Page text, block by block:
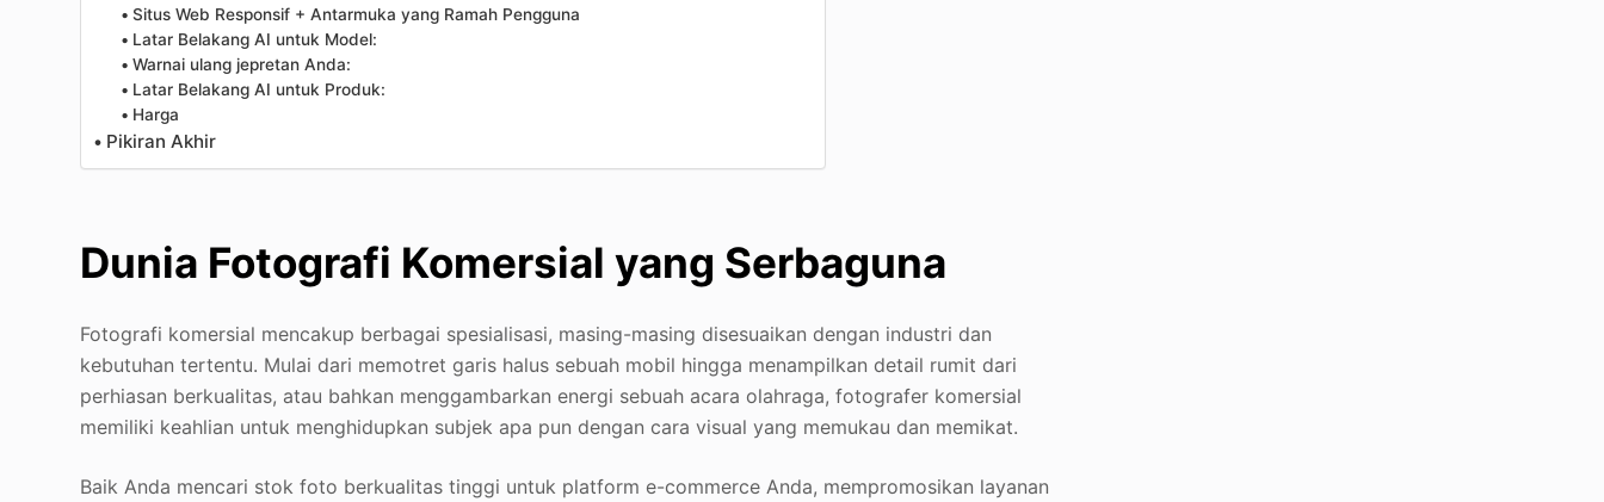
Situs Web Responsif + Antarmuka yang Ramah Pengguna
Latar Belakang AI untuk Model:
Warnai ulang jepretan Anda:
Latar Belakang AI untuk Produk:
Harga
Pikiran Akhir
Dunia Fotografi Komersial yang Serbaguna
Fotografi komersial mencakup berbagai spesialisasi, masing-masing disesuaikan dengan industri dan
kebutuhan tertentu. Mulai dari memotret garis halus sebuah mobil hingga menampilkan detail rumit dari
perhiasan berkualitas, atau bahkan menggambarkan energi sebuah acara olahraga, fotografer komersial
memiliki keahlian untuk menghidupkan subjek apa pun dengan cara visual yang memukau dan memikat.
Baik Anda mencari stok foto berkualitas tinggi untuk platform e-commerce Anda, mempromosikan layanan